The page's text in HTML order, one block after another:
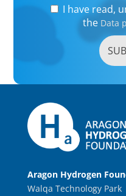
I have read,
the Data
Aragon Hydrogen
Walqa Technology Park